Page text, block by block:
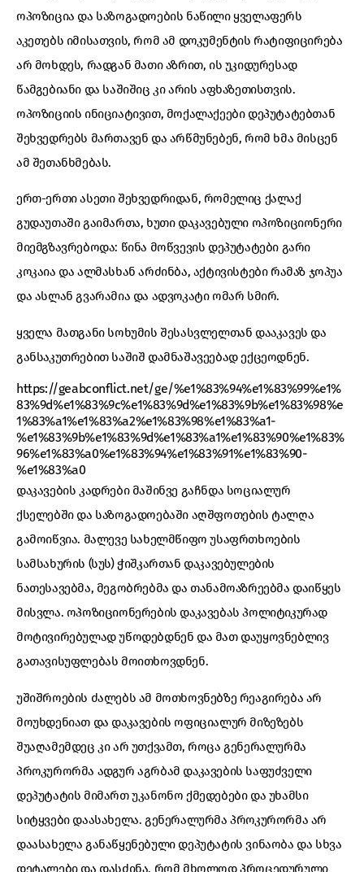
ოპოზიცია და საზოგადოების ნაწილი ყველაფერს
აკეთებს იმისათვის, რომ ამ დოკუმენტის რატიფიცირება
არ მოხდეს, რადგან მათი აზრით, ის უკიდურესად
წამგებიანი და საშიშიც კი არის აფხაზეთისთვის.
ოპოზიციის ინიციატივით, მოქალაქეები დეპუტატებთან
შეხვედრებს მართავენ და არწმუნებენ, რომ ხმა მისცენ
ამ შეთანხმებას.
ერთ-ერთი ასეთი შეხვედრიდან, რომელიც ქალაქ
გუდაუთაში გაიმართა, ხუთი დაკავებული ოპოზიციონერი
მიემგზავრებოდა: წინა მოწვევის დეპუტატები გარი
კოკაია და ალმასხან არძინბა, აქტივისტები რამაზ ჯოპუა
და ასლან გვარამია და ადვოკატი ომარ სმირ.
ყველა მათგანი სოხუმის შესასვლელთან დააკავეს და
განსაკუთრებით საშიშ დამნაშავეებად ექცეოდნენ.
https://geabconflict.net/ge/%e1%83%94%e1%83%99%e1%
83%9d%e1%83%9c%e1%83%9d%e1%83%9b%e1%83%98%e
1%83%a1%e1%83%a2%e1%83%98%e1%83%a1-
%e1%83%9b%e1%83%9d%e1%83%a1%e1%83%90%e1%83%
96%e1%83%a0%e1%83%94%e1%83%91%e1%83%90-
%e1%83%a0
დაკავების კადრები მაშინვე გაჩნდა სოციალურ
ქსელებში და საზოგადოებაში აღშფოთების ტალღა
გამოიწვია. მალევე სახელმწიფო უსაფრთხოების
სამსახურის (სუს) ჭიშკართან დაკავებულების
ნათესავებმა, მეგობრებმა და თანამოაზრეებმა დაიწყეს
მისვლა. ოპოზიციონერების დაკავებას პოლიტიკურად
მოტივირებულად უწოდებდნენ და მათ დაუყოვნებლივ
გათავისუფლებას მოითხოვდნენ.
უშიშროების ძალებს ამ მოთხოვნებზე რეაგირება არ
მოუხდენიათ და დაკავების ოფიციალურ მიზეზებს
შუაღამემდეც კი არ უთქვამთ, როცა გენერალურმა
პროკურორმა ადგურ აგრბამ დაკავების საფუძველი
დეპუტატის მიმართ უკანონო ქმედებები და უხამსი
სიტყვები დაასახელა. გენერალურმა პროკურორმა არ
დაასახელა განაწყენებული დეპუტატის ვინაობა და სხვა
დეტალები და დასძინა, რომ მხოლოდ პროცედურული